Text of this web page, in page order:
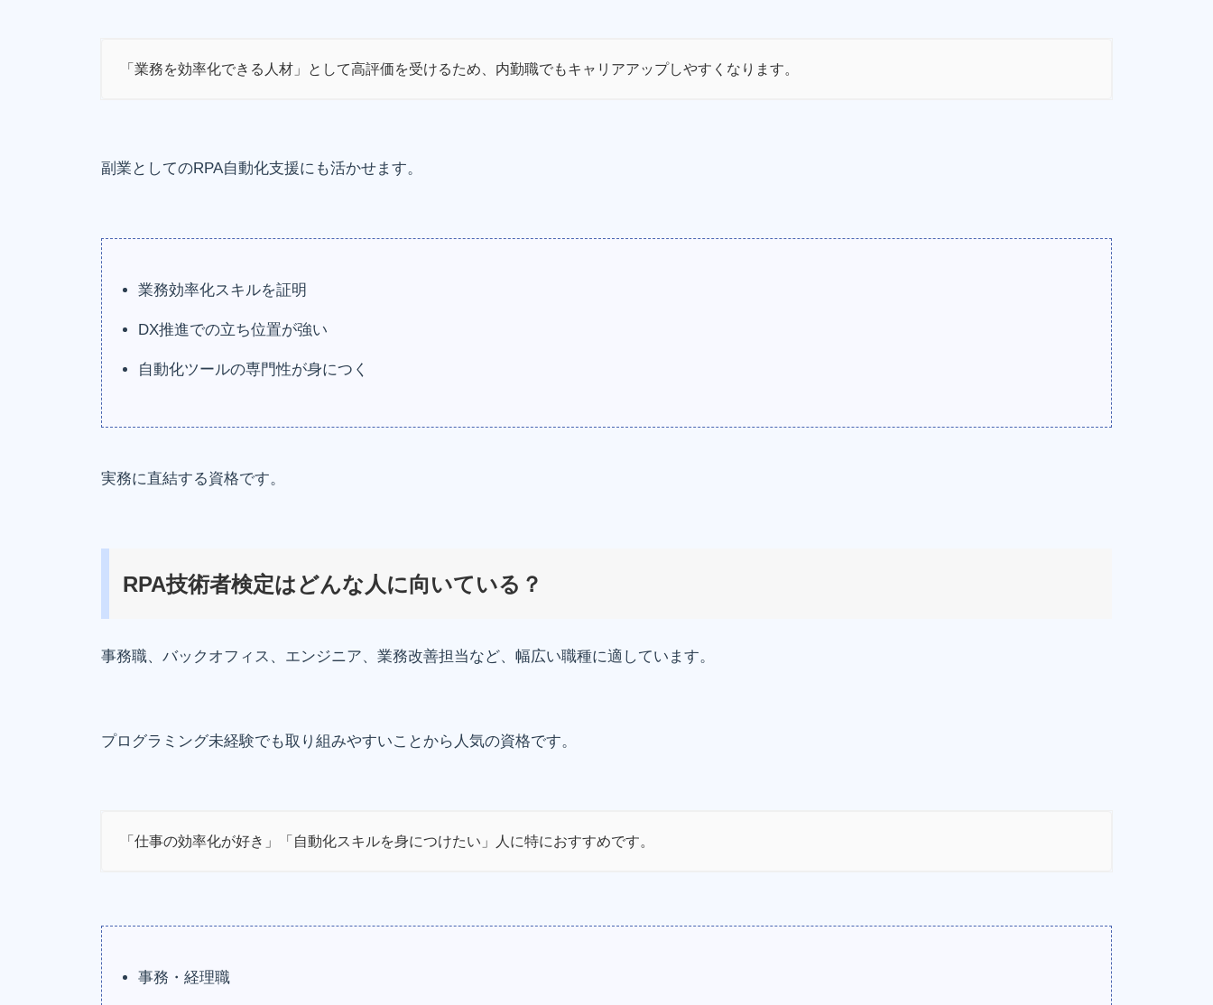
「業務を効率化できる人材」として高評価を受けるため、内勤職でもキャリアアップしやすくなります。
副業としてのRPA自動化支援にも活かせます。
業務効率化スキルを証明
DX推進での立ち位置が強い
自動化ツールの専門性が身につく
実務に直結する資格です。
RPA技術者検定はどんな人に向いている？
事務職、バックオフィス、エンジニア、業務改善担当など、幅広い職種に適しています。
プログラミング未経験でも取り組みやすいことから人気の資格です。
「仕事の効率化が好き」「自動化スキルを身につけたい」人に特におすすめです。
事務・経理職